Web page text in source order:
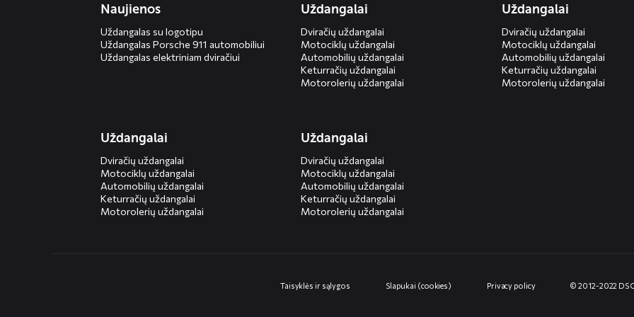
Naujienos
Uždangalas su logotipu
Uždangalas Porsche 911 automobiliui
Uždangalas elektriniam dviračiui
Uždangalai
Dviračių uždangalai
Motociklų uždangalai
Automobilių uždangalai
Keturračių uždangalai
Motorolerių uždangalai
Uždangalai
Dviračių uždangalai
Motociklų uždangalai
Automobilių uždangalai
Keturračių uždangalai
Motorolerių uždangalai
Uždangalai
Dviračių uždangalai
Motociklų uždangalai
Automobilių uždangalai
Keturračių uždangalai
Motorolerių uždangalai
Uždangalai
Dviračių uždangalai
Motociklų uždangalai
Automobilių uždangalai
Keturračių uždangalai
Motorolerių uždangalai
Taisyklės ir sąlygos Slapukai (cookies) Privacy policy © 2012-2022 DS